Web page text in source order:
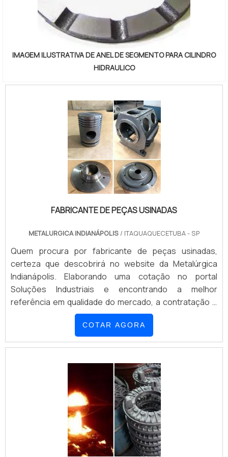
peças e serviços para área de britagem. Sempre de
olho no mercado, traz novidades em itens como
manutenção de britadores de mandíbulas e mola para
peneira vibratória com ótima qualidade e
assertividade.Com a organização é possível tirar as
suas dúvidas sobre os serviços do ramo, além de
contar com os melhores profissionais e instalações.
Assim, conquistando a confiança e a satisfação dos
clientes, que são os maiores objetivos da marca.A Brita
Peças é uma empresa que tem despontado no
mercado pela seriedade e qualidade que fecha todo o
ciclo de entrega com excelência para cada cliente....
IMAGEM ILUSTRATIVA DE ANEL DE SEGMENTO PARA CILINDRO
HIDRAULICO
FABRICANTE DE PEÇAS USINADAS
METALURGICA INDIANÁPOLIS/ ITAQUAQUECETUBA - SP
Quem procura por fabricante de peças usinadas,
certeza que descobrirá no website da Metalúrgica
Indianápolis. Elaborando uma cotação no portal
Soluções Industriais e encontrando a melhor
referência em qualidade do mercado, a contratação é
mais segura.Quando o interesse é por fabricante de
peças usinadas, com os profissionais especializados
da Metalúrgica Indianápolis encontramos ótima
as fases do processo de fabricação.INFORMAÇÕES
RELEVANTES SOBRE O FABRICANTE DE PEÇAS
USINADASHá muitas maneiras eficientes de
demonstrar competência e excelência como
fabricante de peças usinadas. A Metalúrgica
Indianápolis objetiva seus reforços em produzir uma
estrutura com: Tecnologia de ponta; Escritório de alta
COTAR AGORA